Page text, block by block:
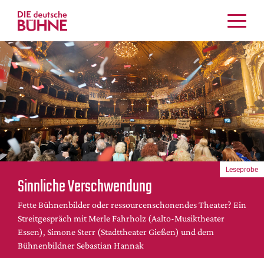
Kritiken
Schauspiel
Musiktheater
Tanz
Crossover
Bühnenwelt
Festivals & Veranstaltungen
Menschen & Theater
Themen
Internationales
Nachrufe
Medientipps
Sinnliche Verschwendung
Fette Bühnenbilder oder ressourcenschonendes Theater? Ein
Streitgespräch mit Merle Fahrholz (Aalto-Musiktheater
Essen), Simone Sterr (Stadttheater Gießen) und dem
Bühnenbildner Sebastian Hannak
Leseprobe